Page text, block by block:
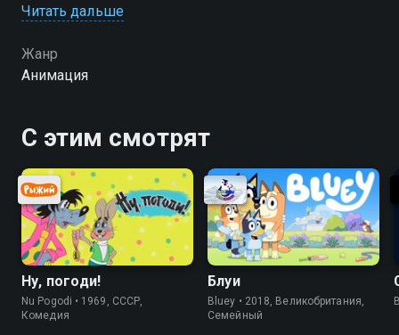
постоянно попадают в нелепые ситуации, но
Читать дальше
Жанр
Анимация
С этим смотрят
Ну, погоди!
Nu Pogodi • 1969, СССР,
Комедия
Блуи
Bluey • 2018, Великобритания,
Cемейный